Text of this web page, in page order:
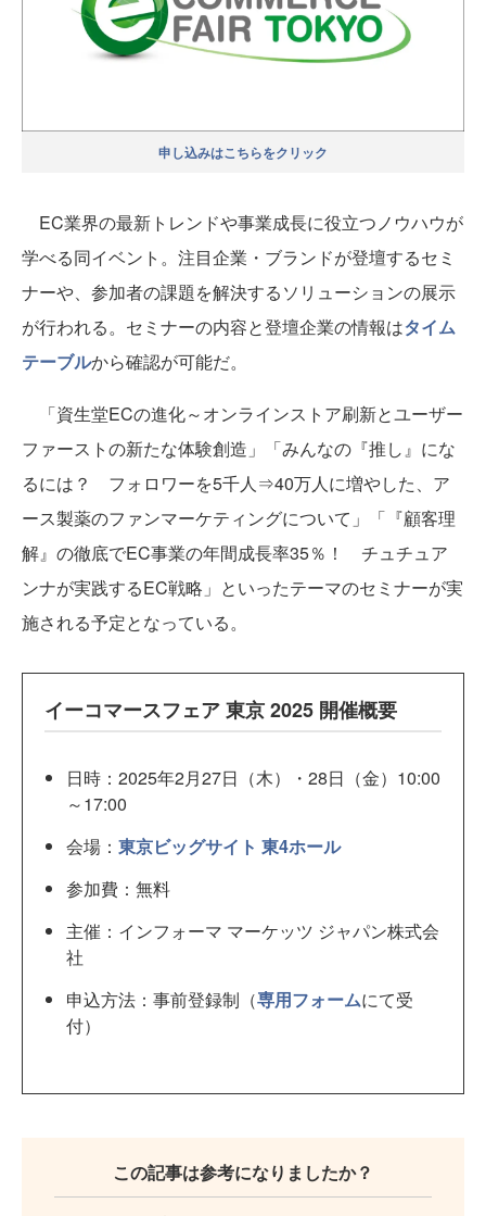
申し込みはこちらをクリック
EC業界の最新トレンドや事業成長に役立つノウハウが
学べる同イベント。注目企業・ブランドが登壇するセミ
ナーや、参加者の課題を解決するソリューションの展示
が行われる。セミナーの内容と登壇企業の情報はタイム
テーブルから確認が可能だ。
「資生堂ECの進化～オンラインストア刷新とユーザー
ファーストの新たな体験創造」「みんなの『推し』にな
るには？ フォロワーを5千人⇒40万人に増やした、ア
ース製薬のファンマーケティングについて」「『顧客理
解』の徹底でEC事業の年間成長率35％！ チュチュア
ンナが実践するEC戦略」といったテーマのセミナーが実
施される予定となっている。
イーコマースフェア 東京 2025 開催概要
日時：2025年2月27日（木）・28日（金）10:00
～17:00
会場： 東京ビッグサイト 東4ホール
参加費：無料
主催：インフォーマ マーケッツ ジャパン株式会
社
申込方法：事前登録制（専用フォームにて受
付）
この記事は参考になりましたか？